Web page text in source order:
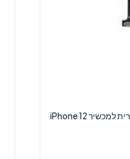
Apple החלפת מצלמה אחורית למכשיר iPhone 12